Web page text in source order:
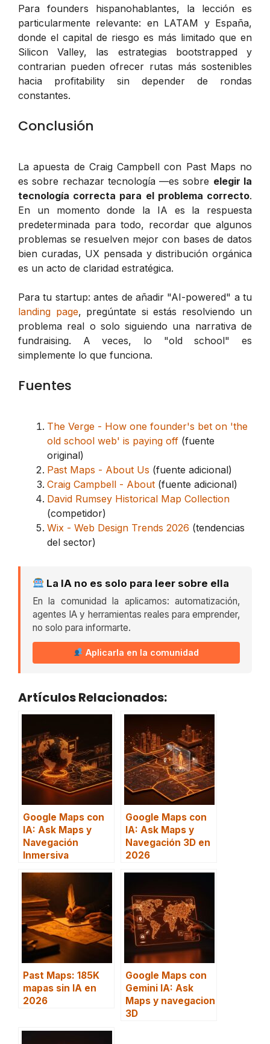
Para founders hispanohablantes, la lección es
particularmente relevante: en LATAM y España,
donde el capital de riesgo es más limitado que en
Silicon Valley, las estrategias bootstrapped y
contrarian pueden ofrecer rutas más sostenibles
hacia profitability sin depender de rondas
constantes.
Conclusión
La apuesta de Craig Campbell con Past Maps no
es sobre rechazar tecnología —es sobre elegir la
tecnología correcta para el problema correcto.
En un momento donde la IA es la respuesta
predeterminada para todo, recordar que algunos
problemas se resuelven mejor con bases de datos
bien curadas, UX pensada y distribución orgánica
es un acto de claridad estratégica.
Para tu startup: antes de añadir "AI-powered" a tu
landing page, pregúntate si estás resolviendo un
problema real o solo siguiendo una narrativa de
fundraising. A veces, lo "old school" es
simplemente lo que funciona.
Fuentes
The Verge - How one founder's bet on 'the
old school web' is paying off (fuente
original)
Past Maps - About Us (fuente adicional)
Craig Campbell - About (fuente adicional)
David Rumsey Historical Map Collection
(competidor)
Wix - Web Design Trends 2026 (tendencias
del sector)
La IA no es solo para leer sobre ella
En la comunidad la aplicamos: automatización,
agentes IA y herramientas reales para emprender,
no solo para informarte.
Aplicarla en la comunidad
Artículos Relacionados:
Google Maps con
IA: Ask Maps y
Navegación
Inmersiva
Google Maps con
IA: Ask Maps y
Navegación 3D en
2026
Past Maps: 185K
mapas sin IA en
2026
Google Maps con
Gemini IA: Ask
Maps y navegacion
3D